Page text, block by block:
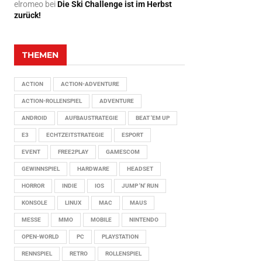
elromeo beiDie Ski Challenge ist im Herbst
zurück!
THEMEN
ACTION ACTION-ADVENTURE
ACTION-ROLLENSPIEL ADVENTURE
ANDROID AUFBAUSTRATEGIE BEAT 'EM UP
E3 ECHTZEITSTRATEGIE ESPORT
EVENT FREE2PLAY GAMESCOM
GEWINNSPIEL HARDWARE HEADSET
HORROR INDIE IOS JUMP 'N' RUN
KONSOLE LINUX MAC MAUS
MESSE MMO MOBILE NINTENDO
OPEN-WORLD PC PLAYSTATION
RENNSPIEL RETRO ROLLENSPIEL